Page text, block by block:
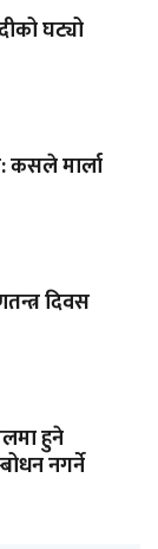
घट्यो
कसले मार्ला
दिवस
हुने
नगर्ने